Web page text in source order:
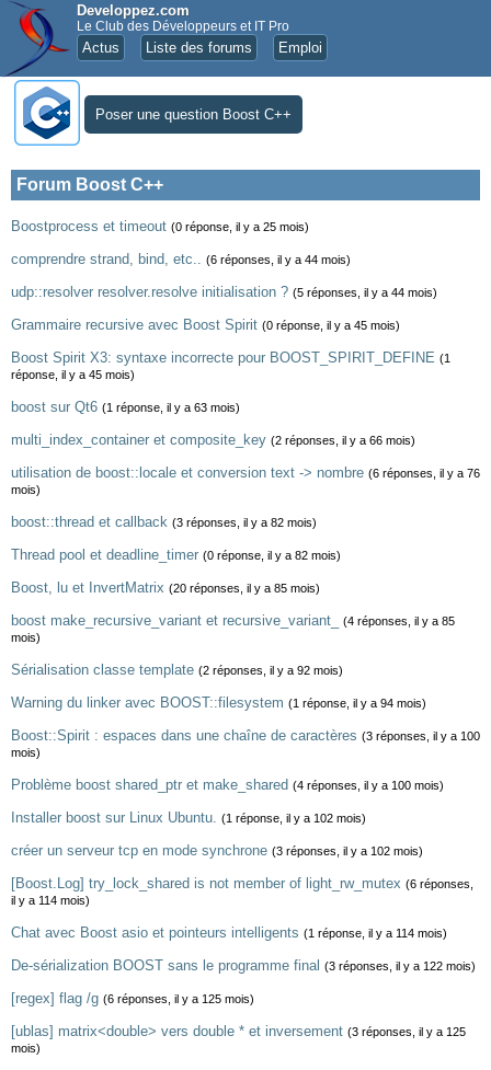
Developpez.com
Le Club des Développeurs et IT Pro
Actus Liste des forums Emploi
Poser une question Boost C++
Forum Boost C++
Boostprocess et timeout (0 réponse, il y a 25 mois)
comprendre strand, bind, etc.. (6 réponses, il y a 44 mois)
udp::resolver resolver.resolve initialisation ? (5 réponses, il y a 44 mois)
Grammaire recursive avec Boost Spirit (0 réponse, il y a 45 mois)
Boost Spirit X3: syntaxe incorrecte pour BOOST_SPIRIT_DEFINE (1
réponse, il y a 45 mois)
boost sur Qt6 (1 réponse, il y a 63 mois)
multi_index_container et composite_key (2 réponses, il y a 66 mois)
utilisation de boost::locale et conversion text -> nombre (6 réponses, il y a 76
mois)
boost::thread et callback (3 réponses, il y a 82 mois)
Thread pool et deadline_timer (0 réponse, il y a 82 mois)
Boost, lu et InvertMatrix (20 réponses, il y a 85 mois)
boost make_recursive_variant et recursive_variant_
(4 réponses, il y a 85
mois)
Sérialisation classe template (2 réponses, il y a 92 mois)
Warning du linker avec BOOST::filesystem (1 réponse, il y a 94 mois)
Boost::Spirit : espaces dans une chaîne de caractères (3 réponses, il y a 100
mois)
Problème boost shared_ptr et make_shared (4 réponses, il y a 100 mois)
Installer boost sur Linux Ubuntu. (1 réponse, il y a 102 mois)
créer un serveur tcp en mode synchrone (3 réponses, il y a 102 mois)
[Boost.Log] try_lock_shared is not member of light_rw_mutex (6 réponses,
il y a 114 mois)
Chat avec Boost asio et pointeurs intelligents (1 réponse, il y a 114 mois)
De-sérialization BOOST sans le programme final (3 réponses, il y a 122 mois)
[regex] flag /g (6 réponses, il y a 125 mois)
[ublas] matrix<double> vers double * et inversement (3 réponses, il y a 125
mois)